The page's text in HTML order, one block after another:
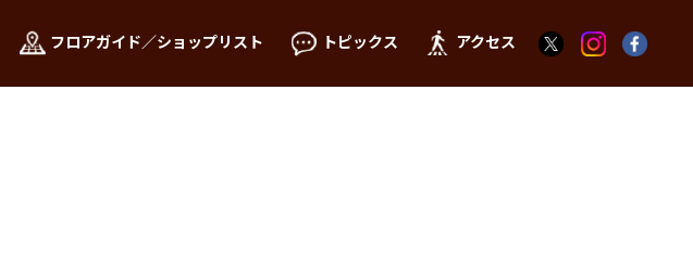
フロアガイド／ショップリスト トピックス アクセス